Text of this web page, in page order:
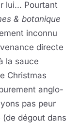
lui... Pourtant
& botanique
inconnu
directe
la sauce
Christmas
anglo-
pas peur
dégout dans